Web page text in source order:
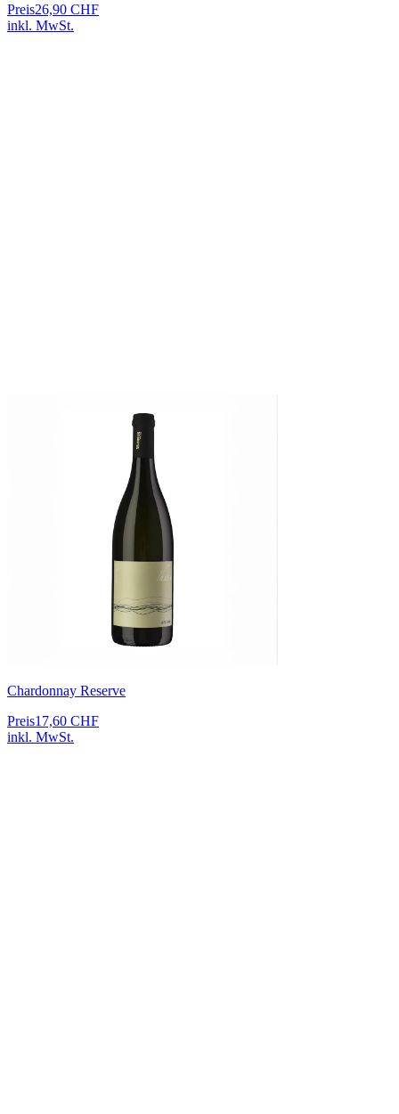
Preis26,90 CHF
inkl. MwSt.
Chardonnay Reserve
Preis17,60 CHF
inkl. MwSt.